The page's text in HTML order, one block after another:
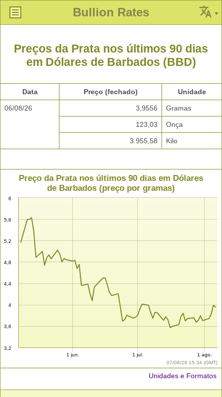
Bullion Rates
Preços da Prata nos últimos 90 dias
em Dólares de Barbados (BBD)
Data Preço (fechado) Unidade
06/08/26 3,9556 Gramas
123,03 Onça
3.955,58 Kilo
07/08/26 15:34 (GMT)
Preço da Prata nos últimos 90 dias em Dólares
de Barbados (preço por gramas)
3,2
3,6
4
4,4
4,8
5,2
5,6
6
1 jun. 1 jul. 1 ago.
Unidades e Formatos